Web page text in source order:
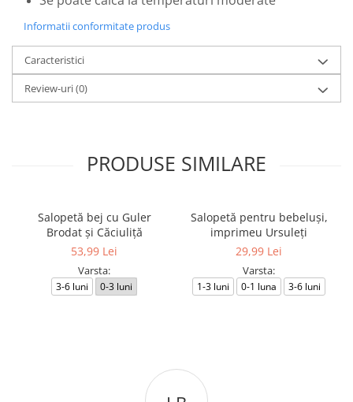
Informatii conformitate produs
Caracteristici
Review-uri(0)
PRODUSE SIMILARE
Salopetă bej cu Guler
Brodat și Căciuliță
53,99 Lei
Varsta:
3-6 luni 0-3 luni
Salopetă pentru bebeluși,
imprimeu Ursuleți
29,99 Lei
Varsta:
1-3 luni 0-1 luna 3-6 luni